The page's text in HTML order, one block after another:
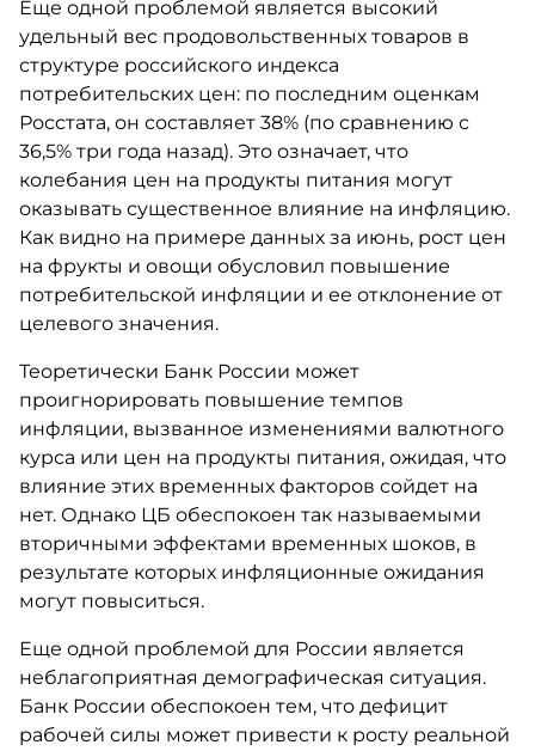
Еще одной проблемой является высокий
удельный вес продовольственных товаров в
структуре российского индекса
потребительских цен: по последним оценкам
Росстата, он составляет 38% (по сравнению с
36,5% три года назад). Это означает, что
колебания цен на продукты питания могут
оказывать существенное влияние на инфляцию.
Как видно на примере данных за июнь, рост цен
на фрукты и овощи обусловил повышение
потребительской инфляции и ее отклонение от
целевого значения.
Теоретически Банк России может
проигнорировать повышение темпов
инфляции, вызванное изменениями валютного
курса или цен на продукты питания, ожидая, что
влияние этих временных факторов сойдет на
нет. Однако ЦБ обеспокоен так называемыми
вторичными эффектами временных шоков, в
результате которых инфляционные ожидания
могут повыситься.
Еще одной проблемой для России является
неблагоприятная демографическая ситуация.
Банк России обеспокоен тем, что дефицит
рабочей силы может привести к росту реальной